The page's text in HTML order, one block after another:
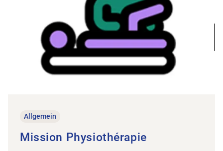
Allgemein
Mission Physiothérapie